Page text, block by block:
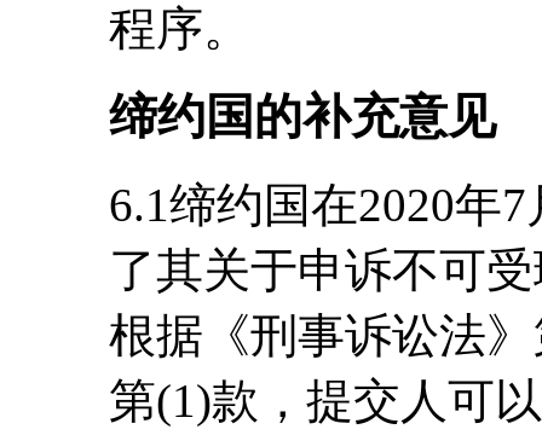
程序。
缔约国的补充意见
6.1缔约国在2020年
了其关于申诉不可
根据《刑事诉讼法
第(1)款，提交人可